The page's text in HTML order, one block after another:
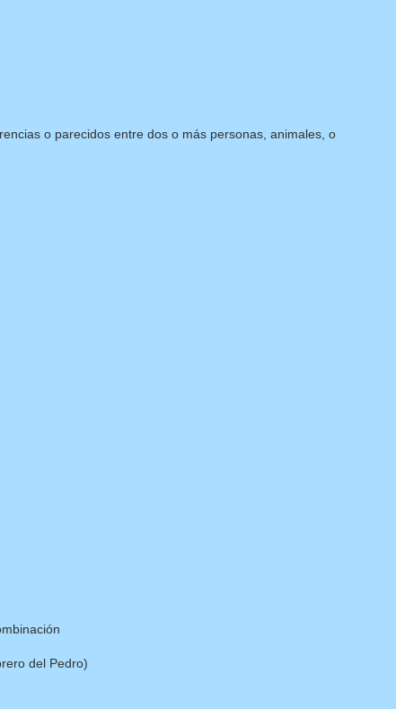
o parecidos entre dos o más personas, animales, o
del Pedro)